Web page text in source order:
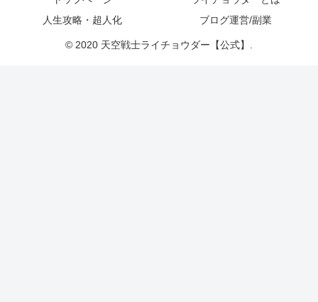
人生攻略・超人化
ブログ運営/副業
© 2020 天空戦士ライチョウダー【公式】.